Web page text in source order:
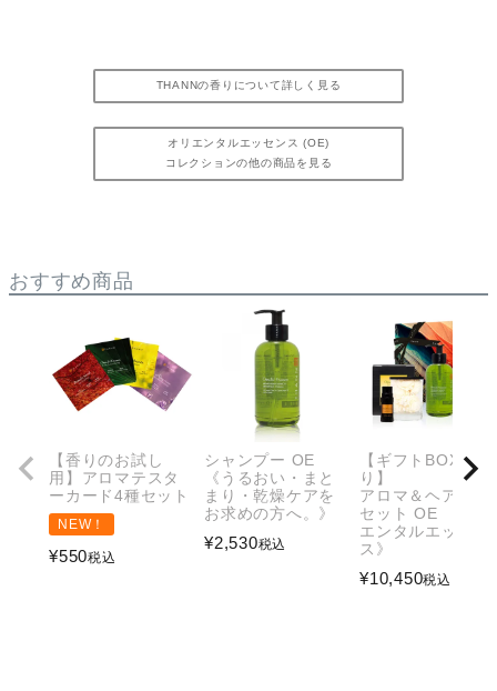
THANNの香りについて詳しく見る
オリエンタルエッセンス (OE)
コレクションの他の商品を見る
おすすめ商品
【香りのお試し
用】アロマテスタ
ーカード4種セット
NEW！
¥550税込
シャンプー OE
《うるおい・まと
まり・乾燥ケアを
お求めの方へ。》
¥2,530税込
【ギフトBOX入
り】
アロマ＆ヘアケア
セット OE 《オ
エンタルエッセン
ス》
¥10,450税込